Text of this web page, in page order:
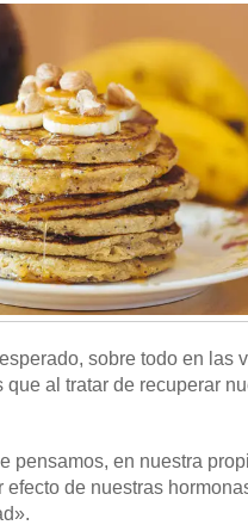
sobre todo en las
al tratar de recuperar
pensamos, en nuestra
de nuestras